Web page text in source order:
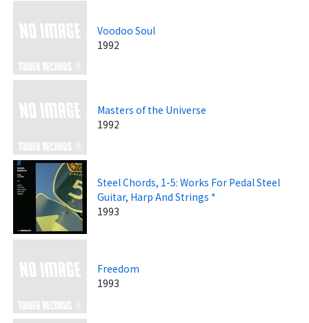
Voodoo Soul
1992
Masters of the Universe
1992
Steel Chords, 1-5: Works For Pedal Steel
Guitar, Harp And Strings *
1993
Freedom
1993